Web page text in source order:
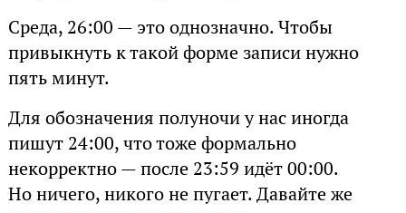
Среда, 26:00 — это однозначно. Чтобы
привыкнуть к такой форме записи нужно
пять минут.
Для обозначения полуночи у нас иногда
пишут 24:00, что тоже формально
некорректно — после 23:59 идёт 00:00.
Но ничего, никого не пугает. Давайте же